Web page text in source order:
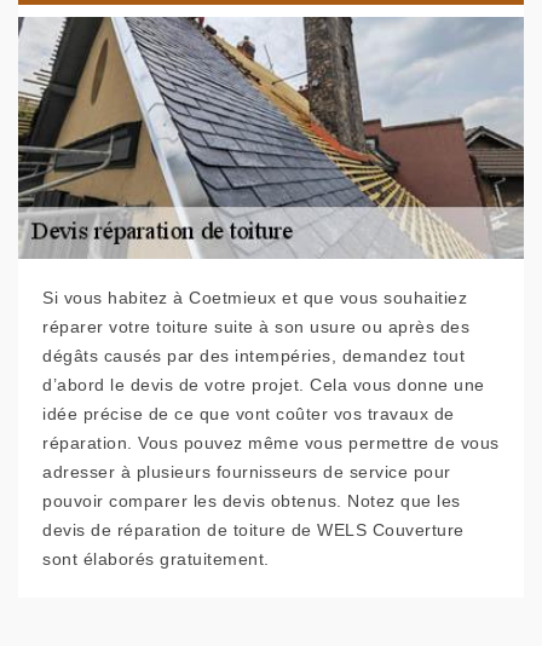
Si vous habitez à Coetmieux et que vous souhaitiez
réparer votre toiture suite à son usure ou après des
dégâts causés par des intempéries, demandez tout
d’abord le devis de votre projet. Cela vous donne une
idée précise de ce que vont coûter vos travaux de
réparation. Vous pouvez même vous permettre de vous
adresser à plusieurs fournisseurs de service pour
pouvoir comparer les devis obtenus. Notez que les
devis de réparation de toiture de WELS Couverture
sont élaborés gratuitement.